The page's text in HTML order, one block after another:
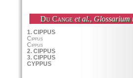
Du Cange et al.,